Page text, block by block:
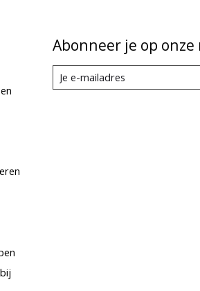
Abonneer je op